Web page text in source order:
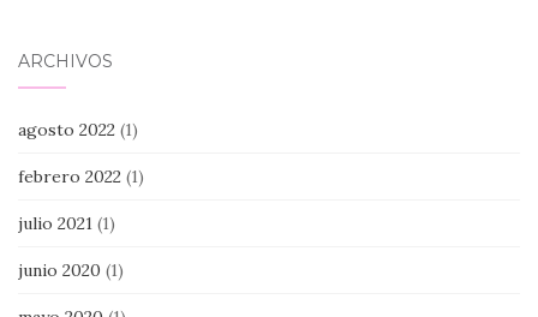
ARCHIVOS
agosto 2022 (1)
febrero 2022 (1)
julio 2021 (1)
junio 2020 (1)